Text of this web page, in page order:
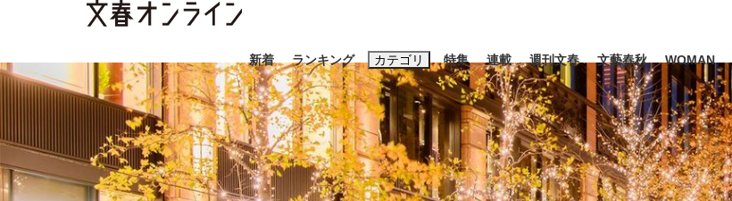
新着 ランキング カテゴリ
スクープ ニュース エンタメ ライフ ビジネス
特集 連載 週刊文春 文藝春秋 WOMAN
キーワード入力
おすすめのキーワードタグ一覧